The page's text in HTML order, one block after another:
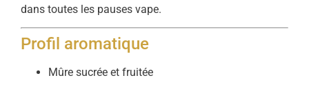
dans toutes les pauses vape.
Profil aromatique
Mûre sucrée et fruitée